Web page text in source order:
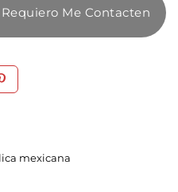
Requiero Me Contacten
mexicana